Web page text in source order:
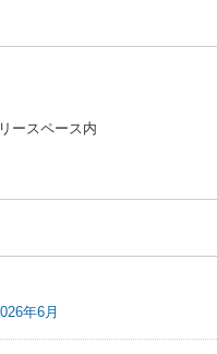
ースペース内
年6月